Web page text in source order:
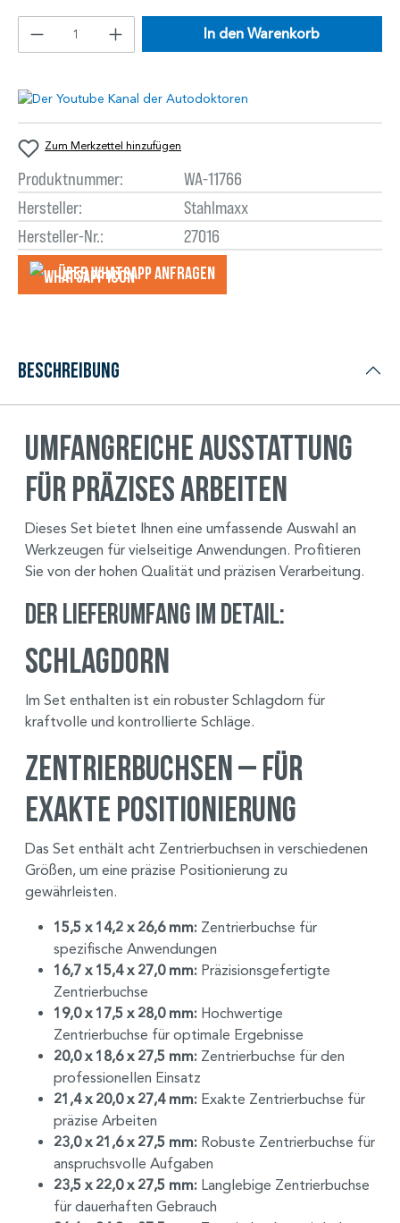
In den Warenkorb
Zum Merkzettel hinzufügen
Produktnummer:
WA-11766
Hersteller:
Stahlmaxx
Hersteller-Nr.:
27016
Über WhatsApp anfragеn
Beschreibung
Umfangreiche Ausstattung
für präzises Arbeiten
Dieses Set bietet Ihnen eine umfassende Auswahl an
Werkzeugen für vielseitige Anwendungen. Profitieren
Sie von der hohen Qualität und präzisen Verarbeitung.
Der Lieferumfang im Detail:
Schlagdorn
Im Set enthalten ist ein robuster Schlagdorn für
kraftvolle und kontrollierte Schläge.
Zentrierbuchsen – Für
exakte Positionierung
Das Set enthält acht Zentrierbuchsen in verschiedenen
Größen, um eine präzise Positionierung zu
gewährleisten.
15,5 x 14,2 x 26,6 mm: Zentrierbuchse für
spezifische Anwendungen
16,7 x 15,4 x 27,0 mm: Präzisionsgefertigte
Zentrierbuchse
19,0 x 17,5 x 28,0 mm: Hochwertige
Zentrierbuchse für optimale Ergebnisse
20,0 x 18,6 x 27,5 mm: Zentrierbuchse für den
professionellen Einsatz
21,4 x 20,0 x 27,4 mm: Exakte Zentrierbuchse für
präzise Arbeiten
23,0 x 21,6 x 27,5 mm: Robuste Zentrierbuchse für
anspruchsvolle Aufgaben
23,5 x 22,0 x 27,5 mm: Langlebige Zentrierbuchse
für dauerhaften Gebrauch